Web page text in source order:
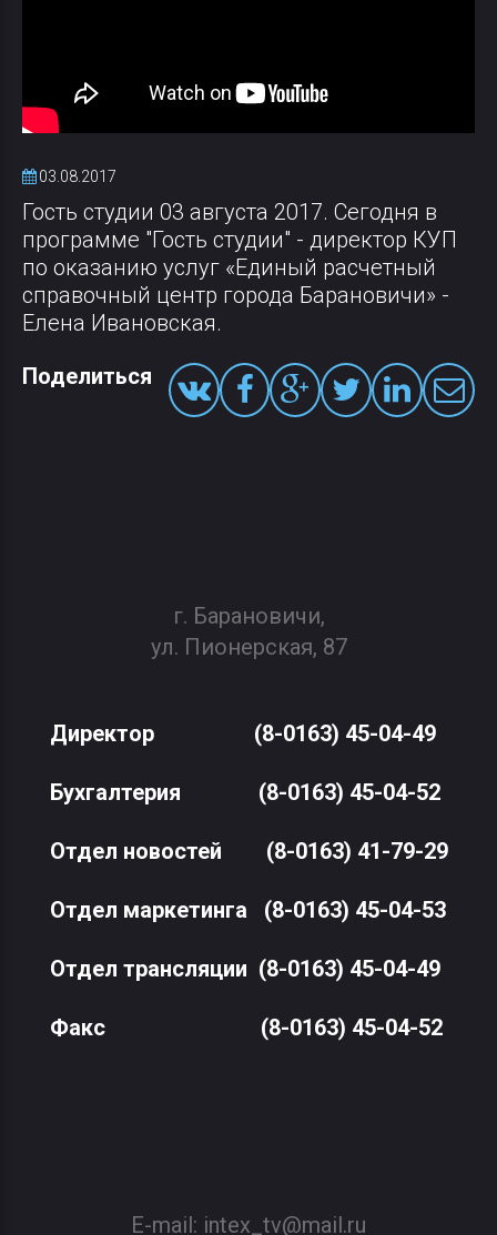
03.08.2017
Гость студии 03 августа 2017. Сегодня в
программе "Гость студии" - директор КУП
по оказанию услуг «Единый расчетный
справочный центр города Барановичи» -
Елена Ивановская.
Поделиться
г. Барановичи,
ул. Пионерская, 87
Директор (8-0163) 45-04-49
Бухгалтерия (8-0163) 45-04-52
Отдел новостей (8-0163) 41-79-29
Отдел маркетинга (8-0163) 45-04-53
Отдел трансляции (8-0163) 45-04-49
Факс(8-0163) 45-04-52
E-mail: intex_tv@mail.ru